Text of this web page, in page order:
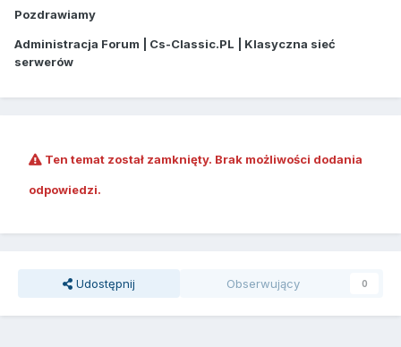
Pozdrawiamy
Administracja Forum | Cs-Classic.PL | Klasyczna sieć
serwerów
Ten temat został zamknięty. Brak możliwości dodania
odpowiedzi.
Udostępnij Obserwujący 0